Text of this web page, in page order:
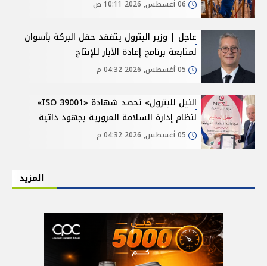
عاجل | وزير البترول يتفقد حقل البركة بأسوان
لمتابعة برنامج إعادة الآبار للإنتاج
النيل للبترول» تحصد شهادة «ISO 39001»
لنظام إدارة السلامة المرورية بجهود ذاتية
المزيد